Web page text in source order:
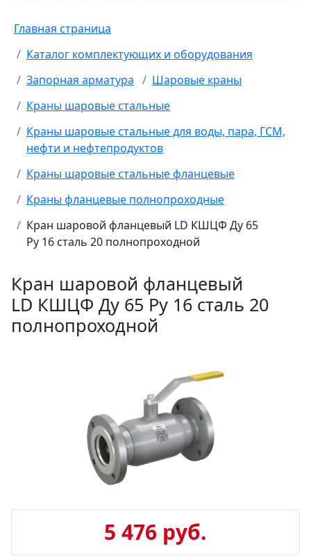
Главная страница
Каталог комплектующих и оборудования
Запорная арматура
Шаровые краны
Краны шаровые стальные
Краны шаровые стальные для воды, пара, ГСМ,
нефти и нефтепродуктов
Краны шаровые стальные фланцевые
Краны фланцевые полнопроходные
Кран шаровой фланцевый LD КШЦФ Ду 65
Ру 16 сталь 20 полнопроходной
Кран шаровой фланцевый
LD КШЦФ Ду 65 Ру 16 сталь 20
полнопроходной
5 476 руб.